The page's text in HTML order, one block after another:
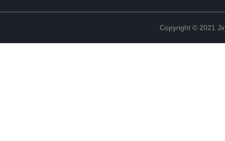
Copyright © 2021